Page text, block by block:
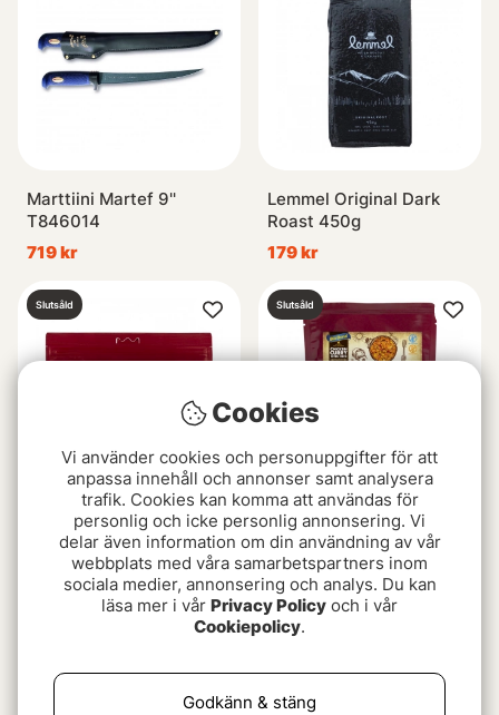
Marttiini Martef 9''
T846014
719 kr
Lemmel Original Dark
Roast 450g
179 kr
Slutsåld
Blå Band - Wilderness
Stew
99 kr
Slutsåld
Blå Band - Chicken Curry
With Rice
69 kr
Slutsåld
Cookies
Vi använder cookies och personuppgifter för att
anpassa innehåll och annonser samt analysera
trafik. Cookies kan komma att användas för
personlig och icke personlig annonsering. Vi
delar även information om din användning av vår
webbplats med våra samarbetspartners inom
sociala medier, annonsering och analys. Du kan
läsa mer i vår Privacy Policy och i vår
Cookiepolicy.
Godkänn & stäng